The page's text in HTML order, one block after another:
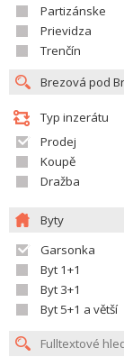
Partizánske
Prievidza
Trenčín
Typ inzerátu
Prodej
Koupě
Dražba
Byty
Garsonka
Byt 1+1
Byt 3+1
Byt 5+1 a větší